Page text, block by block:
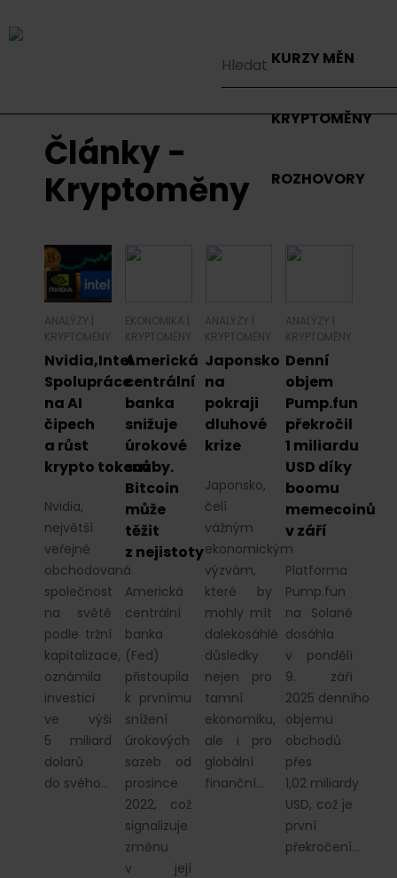
KURZY MĚN
KRYPTOMĚNY
ROZHOVORY
Články -
Kryptoměny
ANALÝZY
KRYPTOMĚNY
Nvidia,Intel
Spolupráce
na AI
čipech
a růst
krypto tokenů
Nvidia,
největší
veřejně
obchodovaná
společnost
na světě
podle tržní
kapitalizace,
oznámila
investici
ve výši
5 miliard
dolarů
do svého…
EKONOMIKA
KRYPTOMĚNY
Americká
centrální
banka
snižuje
úrokové
sazby.
Bitcoin
může
těžit
z nejistoty
Americká
centrální
banka
(Fed)
přistoupila
k prvnímu
snížení
úrokových
sazeb od
prosince
2022, což
signalizuje
změnu
v její
ANALÝZY
KRYPTOMĚNY
Japonsko
na
pokraji
dluhové
krize
Japonsko,
čelí
vážným
ekonomickým
výzvám,
které by
mohly mít
dalekosáhlé
důsledky
nejen pro
tamní
ekonomiku,
ale i pro
globální
finanční…
ANALÝZY
KRYPTOMĚNY
Denní
objem
Pump.fun
překročil
1 miliardu
USD díky
boomu
memecoinů
v září
Platforma
Pump.fun
na Solaně
dosáhla
v pondělí
9. září
2025 denního
objemu
obchodů
přes
1,02 miliardy
USD, což je
první
překročení…